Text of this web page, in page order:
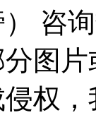
咨
图
权